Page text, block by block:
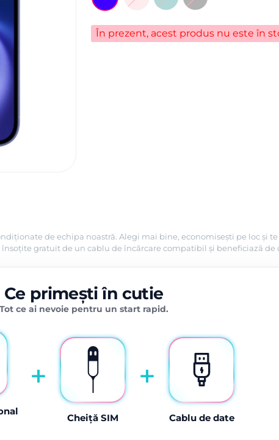
În prezent, acest produs nu este în
de echipa noastră. Alegi mai bine, economisești pe loc și
gratuit de un cablu de încărcare compatibil și beneficiază de
Ce primești în cutie
Tot ce ai nevoie pentru un start rapid.
+
Cheiță SIM
+
Cablu de date